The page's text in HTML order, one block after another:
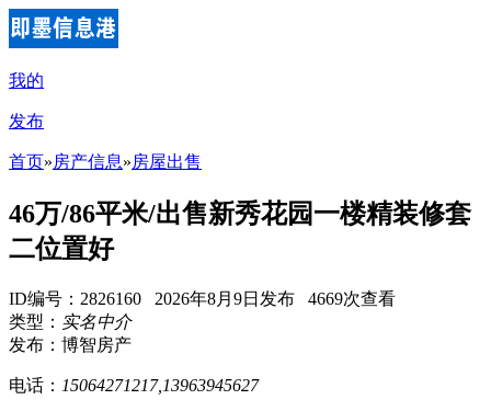
我的
发布
首页»房产信息»房屋出售
46万/86平米/出售新秀花园一楼精装修套
二位置好
ID编号：2826160 2026年8月9日发布 4669次查看
类型： 实名中介
发布：博智房产
电话： 15064271217,13963945627